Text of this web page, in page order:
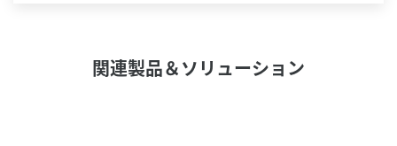
関連製品＆ソリューション